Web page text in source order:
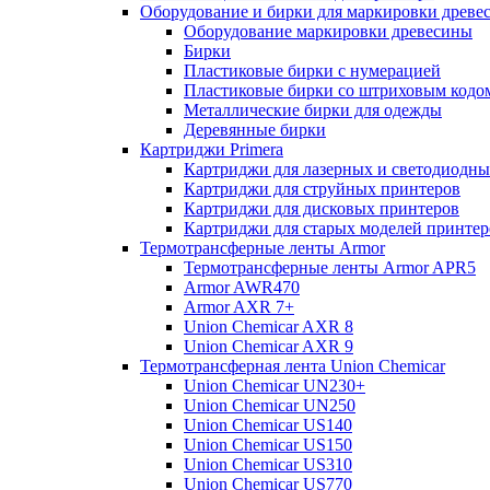
Оборудование и бирки для маркировки
Оборудование маркировки древесины
Бирки
Пластиковые бирки с нумерацией
Пластиковые бирки со штриховым
Металлические бирки для одежды
Деревянные бирки
Картриджи Primera
Картриджи для лазерных и
Картриджи для струйных принтеров
Картриджи для дисковых принтеров
Картриджи для старых моделей
Термотрансферные ленты Armor
Термотрансферные ленты Armor APR5
Armor AWR470
Armor AXR 7+
Union Chemicar AXR 8
Union Chemicar AXR 9
Термотрансферная лента Union Chemicar
Union Chemicar UN230+
Union Chemicar UN250
Union Chemicar US140
Union Chemicar US150
Union Chemicar US310
Union Chemicar US770